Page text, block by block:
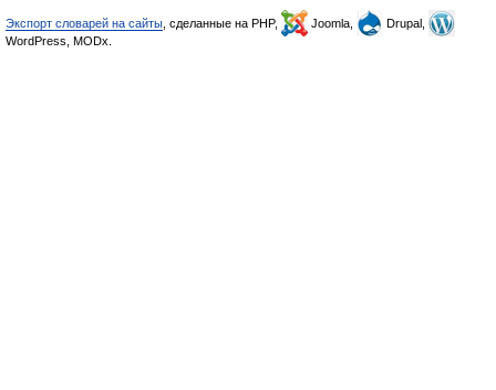
Экспорт словарей на сайты , сделанные на PHP, Joomla,
Drupal,
WordPress, MODx.